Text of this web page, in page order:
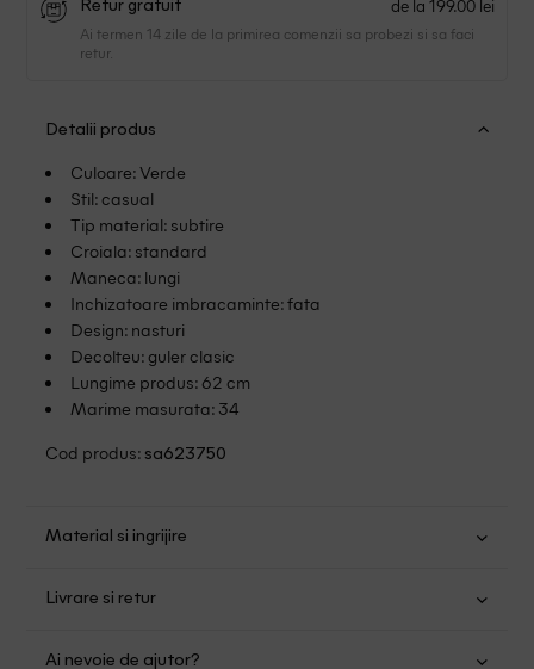
Retur gratuit de la 199.00 lei
Ai termen 14 zile de la primirea comenzii sa probezi si sa faci
retur.
Detalii produs
Culoare: Verde
Stil: casual
Tip material: subtire
Croiala: standard
Maneca: lungi
Inchizatoare imbracaminte: fata
Design: nasturi
Decolteu: guler clasic
Lungime produs: 62 cm
Marime masurata: 34
Cod produs: sa623750
Material si ingrijire
Nu folositi inalbitor
Livrare si retur
Ai nevoie de ajutor?